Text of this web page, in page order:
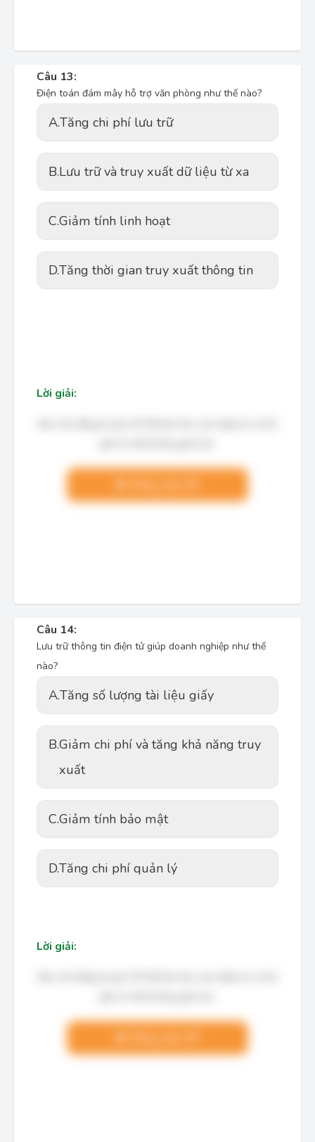
Câu 13:
Điện toán đám mây hỗ trợ văn phòng như thế nào?
A.Tăng chi phí lưu trữ
B.Lưu trữ và truy xuất dữ liệu từ xa
C.Giảm tính linh hoạt
D.Tăng thời gian truy xuất thông tin
Lời giải:
Câu 14:
Lưu trữ thông tin điện tử giúp doanh nghiệp như thế
nào?
A.Tăng số lượng tài liệu giấy
B.Giảm chi phí và tăng khả năng truy
xuất
C.Giảm tính bảo mật
D.Tăng chi phí quản lý
Lời giải: